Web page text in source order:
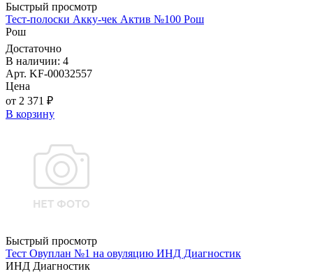
Быстрый просмотр
Тест-полоски Акку-чек Актив №100 Рош
Рош
Достаточно
В наличии: 4
Арт. KF-00032557
Цена
от 2 371 ₽
В корзину
Быстрый просмотр
Тест Овуплан №1 на овуляцию ИНД Диагностик
ИНД Диагностик